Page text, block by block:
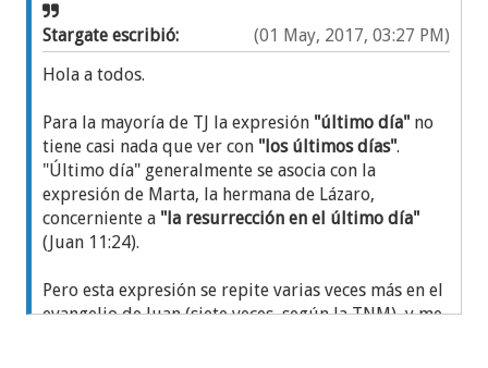
(01 May, 2017, 03:27 PM)
Stargate escribió:
Hola a todos.
Para la mayoría de TJ la expresión "último día" no
tiene casi nada que ver con "los últimos días".
"Último día" generalmente se asocia con la
expresión de Marta, la hermana de Lázaro,
concerniente a "la resurrección en el último día"
(Juan 11:24).
Pero esta expresión se repite varias veces más en el
evangelio de Juan (siete veces, según la TNM), y me